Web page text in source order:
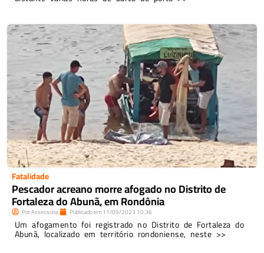
Fatalidade
Pescador acreano morre afogado no Distrito de
Fortaleza do Abunã, em Rondônia
PorAssessoria Publicado em11/09/2023 10:36
Um afogamento foi registrado no Distrito de Fortaleza do
Abunã, localizado em território rondoniense, neste >>